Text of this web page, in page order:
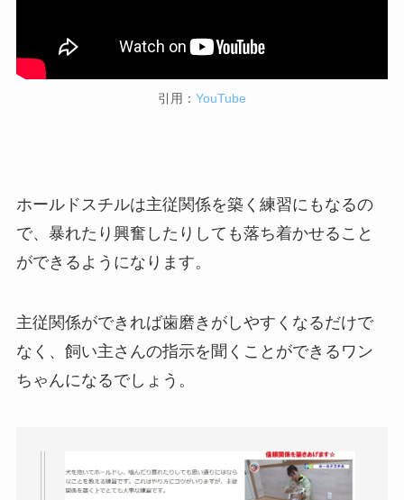
引用： YouTube
ホールドスチルは主従関係を築く練習にもなるの
で、暴れたり興奮したりしても落ち着かせること
ができるようになります。
主従関係ができれば歯磨きがしやすくなるだけで
なく、飼い主さんの指示を聞くことができるワン
ちゃんになるでしょう。